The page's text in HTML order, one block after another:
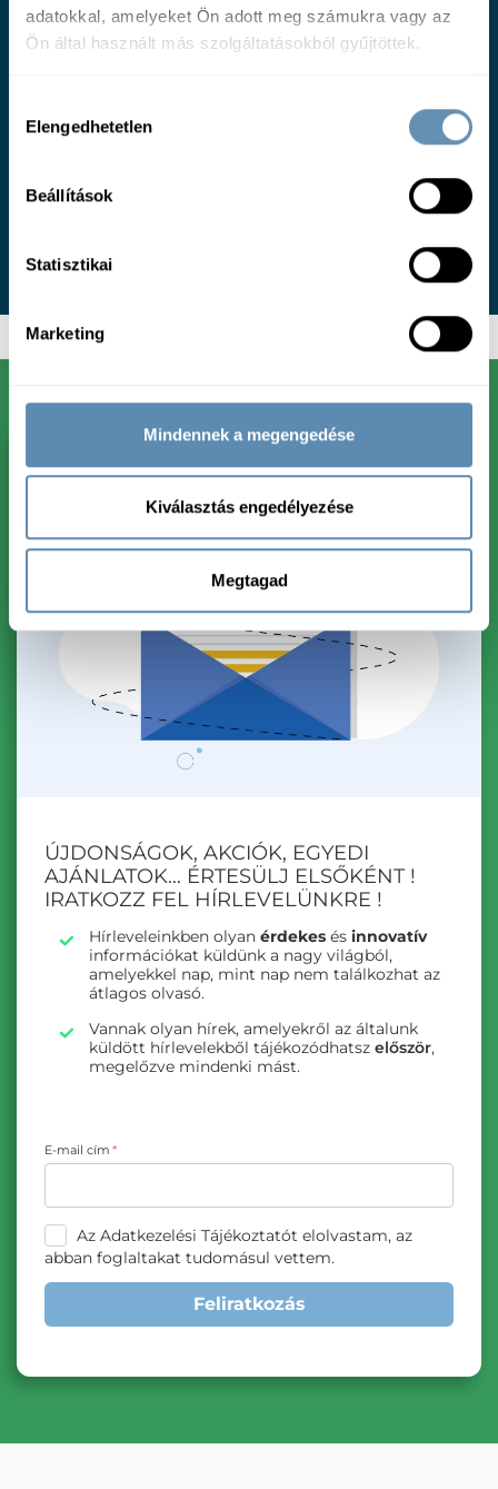
adatokkal, amelyeket Ön adott meg számukra vagy az
Ön által használt más szolgáltatásokból gyűjtöttek.
kiválasztása
Elengedhetetlen
Beállítások
Statisztikai
Marketing
Mindennek a megengedése
Kiválasztás engedélyezése
Megtagad
Személyre szabott kondíciók
ÚJDONSÁGOK, AKCIÓK, EGYEDI
AJÁNLATOK... ÉRTESÜLJ ELSŐKÉNT !
IRATKOZZ FEL HÍRLEVELÜNKRE !
Hírleveleinkben olyan érdekes és innovatív
információkat küldünk a nagy világból,
amelyekkel nap, mint nap nem találkozhat az
átlagos olvasó.
Vannak olyan hírek, amelyekről az általunk
küldött hírlevelekből tájékozódhatsz először,
megelőzve mindenki mást.
E-mail cím
Az Adatkezelési Tájékoztatót elolvastam, az
abban foglaltakat tudomásul vettem.
Feliratkozás